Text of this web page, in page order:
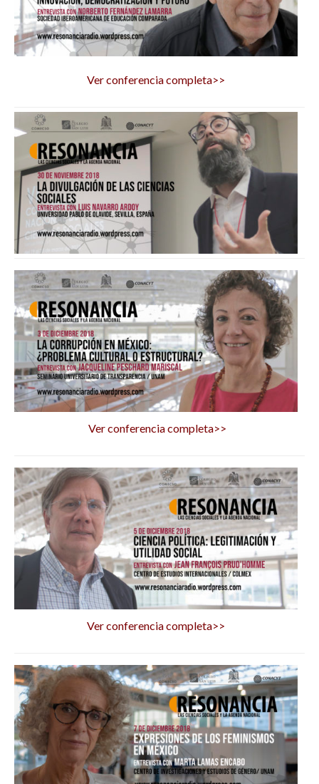
Ver conferencia completa>>
Ver conferencia completa>>
Ver conferencia completa>>